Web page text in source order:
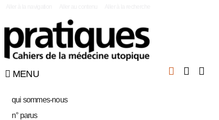
MENU
qui sommes-nous
n° parus